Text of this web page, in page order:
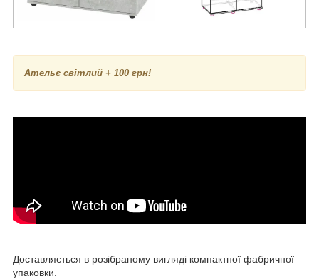
Ательє світлий + 100 грн!
Доставляється в розібраному вигляді компактної фабричної
упаковки.